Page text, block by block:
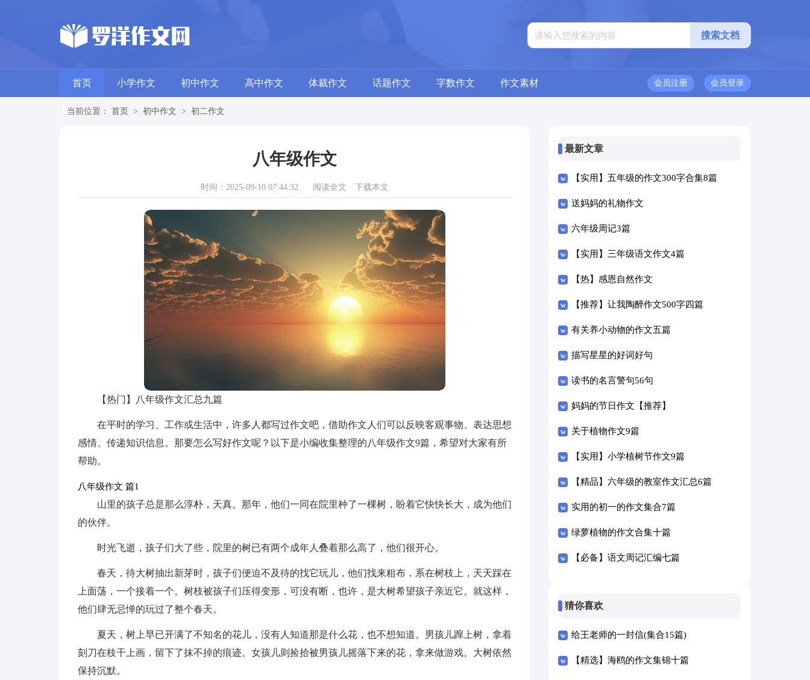
首页 小学作文 初中作文 高中作文 体裁作文 话题作文 字数作文 作文素材 会员登录
会员注册
当前位置： 首页 > 初中作文 > 初二作文
八年级作文
时间：2025-09-10 07:44:32 阅读全文 下载本文
【热门】八年级作文汇总九篇
在平时的学习、工作或生活中，许多人都写过作文吧，借助作文人们可以反映客观事物、表达思想
感情、传递知识信息。那要怎么写好作文呢？以下是小编收集整理的八年级作文9篇，希望对大家有所
帮助。
八年级作文 篇1
山里的孩子总是那么淳朴，天真。那年，他们一同在院里种了一棵树，盼着它快快长大，成为他们
的伙伴。
时光飞逝，孩子们大了些，院里的树已有两个成年人叠着那么高了，他们很开心。
春天，待大树抽出新芽时，孩子们便迫不及待的找它玩儿，他们找来粗布，系在树枝上，天天踩在
上面荡，一个接着一个。树枝被孩子们压得变形，可没有断，也许，是大树希望孩子亲近它。就这样，
他们肆无忌惮的玩过了整个春天。
夏天，树上早已开满了不知名的花儿，没有人知道那是什么花，也不想知道。男孩儿蹿上树，拿着
刻刀在枝干上画，留下了抹不掉的痕迹。女孩儿则捡拾被男孩儿摇落下来的花，拿来做游戏。大树依然
保持沉默。
最新文章
【实用】五年级的作文300字合集8篇
送妈妈的礼物作文
六年级周记3篇
【实用】三年级语文作文4篇
【热】感恩自然作文
【推荐】让我陶醉作文500字四篇
有关养小动物的作文五篇
描写星星的好词好句
读书的名言警句56句
妈妈的节日作文【推荐】
关于植物作文9篇
【实用】小学植树节作文9篇
【精品】六年级的教室作文汇总6篇
实用的初一的作文集合7篇
绿萝植物的作文合集十篇
【必备】语文周记汇编七篇
猜你喜欢
给王老师的一封信(集合15篇)
【精选】海鸥的作文集锦十篇